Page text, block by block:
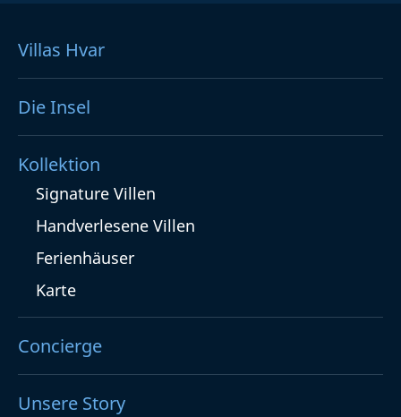
Villas Hvar
Die Insel
Kollektion
Signature Villen
Handverlesene Villen
Ferienhäuser
Karte
Concierge
Unsere Story